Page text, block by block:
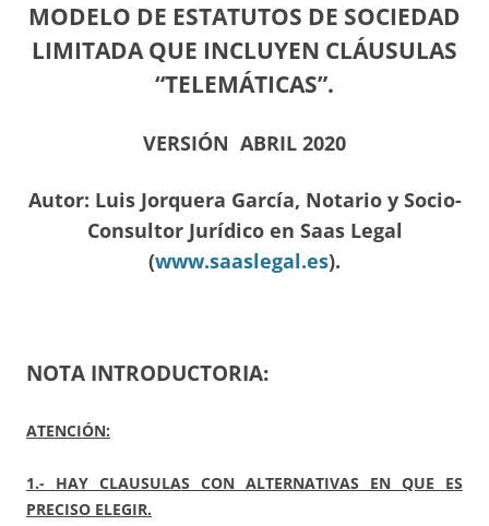
MODELO DE ESTATUTOS DE SOCIEDAD
LIMITADA QUE INCLUYEN CLÁUSULAS
“TELEMÁTICAS”.
VERSIÓN ABRIL 2020
Autor: Luis Jorquera García, Notario y Socio-
Consultor Jurídico en Saas Legal
(www.saaslegal.es).
NOTA INTRODUCTORIA:
ATENCIÓN:
1.- HAY CLAUSULAS CON ALTERNATIVAS EN QUE ES
PRECISO ELEGIR.